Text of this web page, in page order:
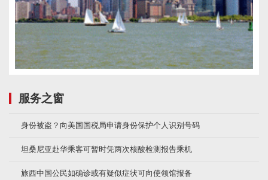
服务之窗
身份被盗？向美国国税局申请身份保护个人识别号码
坦桑尼亚赴华乘客可暂时凭两次核酸检测报告乘机
旅西中国公民如确诊或有疑似症状可向使领馆报备